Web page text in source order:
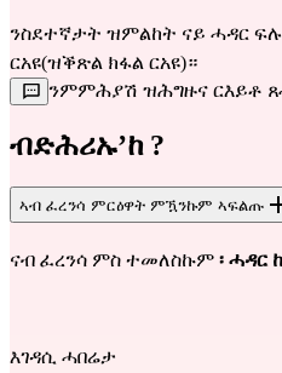
ንስደተኛታት ዝምልከት ናይ ሓዳር
ርአዩ(ዝቕጽል ክፋል ርአዩ)።
ንምምሕያሽ ዝሕግዙና ርእይቶ
ብድሕሪኡ’ከ ?
ኣብ ፈረንሳ ምርዕዋት ምዃንኩም ኣፍልጡ
ናብ ፈረንሳ ምስ ተመለስኩም ፡ ሓዳር
እገዳሲ ሓበሬታ